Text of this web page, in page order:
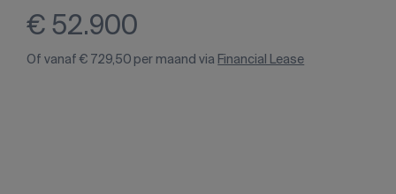
€ 52.900
Of vanaf € 729,50 per maand via Financial Lease